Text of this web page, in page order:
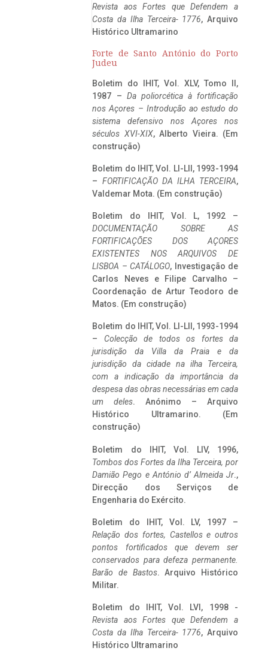
Revista aos Fortes que Defendem a
Costa da Ilha Terceira- 1776, Arquivo
Histórico Ultramarino
Forte de Santo António do Porto
Judeu
Boletim do IHIT, Vol. XLV, Tomo II,
1987 – Da poliorcética à fortificação
nos Açores – Introdução ao estudo do
sistema defensivo nos Açores nos
séculos XVI-XIX, Alberto Vieira. (Em
construção)
Boletim do IHIT, Vol. LI-LII, 1993-1994
– FORTIFICAÇÃO DA ILHA TERCEIRA,
Valdemar Mota. (Em construção)
Boletim do IHIT, Vol. L, 1992 –
DOCUMENTAÇÃO SOBRE AS
FORTIFICAÇÕES DOS AÇORES
EXISTENTES NOS ARQUIVOS DE
LISBOA – CATÁLOGO, Investigação de
Carlos Neves e Filipe Carvalho –
Coordenação de Artur Teodoro de
Matos. (Em construção)
Boletim do IHIT, Vol. LI-LII, 1993-1994
– Colecção de todos os fortes da
jurisdição da Villa da Praia e da
jurisdição da cidade na ilha Terceira,
com a indicação da importância da
despesa das obras necessárias em cada
um deles. Anónimo – Arquivo
Histórico Ultramarino. (Em
construção)
Boletim do IHIT, Vol. LIV, 1996,
Tombos dos Fortes da Ilha Terceira, por
Damião Pego e António d’ Almeida Jr.,
Direcção dos Serviços de
Engenharia do Exército.
Boletim do IHIT, Vol. LV, 1997 –
Relação dos fortes, Castellos e outros
pontos fortificados que devem ser
conservados para defeza permanente.
Barão de Bastos. Arquivo Histórico
Militar.
Boletim do IHIT, Vol. LVI, 1998 -
Revista aos Fortes que Defendem a
Costa da Ilha Terceira- 1776, Arquivo
Histórico Ultramarino